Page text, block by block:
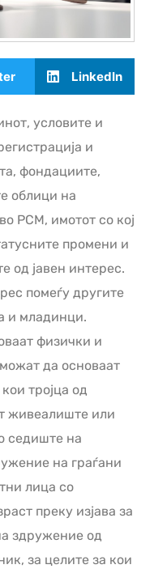
LinkedIn
условите и
и
фондациите,
облици на
РСМ, имотот со кој
промени и
од јавен интерес.
помеѓу другите
и младинци.
физички и
да основаат
тројца од
живеалиште или
седиште на
на граѓани
лица со
преку изјава за
здружение од
за целите за кои